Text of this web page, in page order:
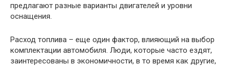
предлагают разные варианты двигателей и уровни
оснащения.
Расход топлива – еще один фактор, влияющий на выбор
комплектации автомобиля. Люди, которые часто ездят,
заинтересованы в экономичности, в то время как другие,